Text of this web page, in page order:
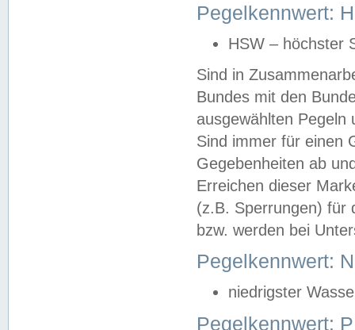
Pegelkennwert:
HSW – höchster
Sind in
Bundes mit den
ausgewählten
Sind immer für einen
Gegebenheiten ab
Erreichen dieser
(z.B. Sperrungen) für
bzw. werden bei
Pegelkennwert:
niedrigster
Pegelkennwert: